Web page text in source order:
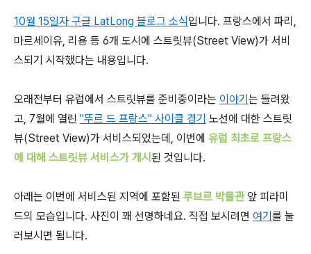
10월 15일자 구글 LatLong 블로그 소식입니다. 프랑스에서 파리,
마르세이유, 리용 등 6개 도시에 스트릿뷰(Street View)가 서비
스되기 시작했다는 내용입니다.
오래전부터 유럽에서 스트릿뷰를 준비중이라는 이야기는 들려왔
고, 7월에 열린 "뚜르 드 프랑스" 사이클 경기 노선에 대한 스트릿
뷰(Street View)가 서비스되었는데, 이번에 유럽 최초로 프랑스
에 대해 스트릿뷰 서비스가 개시 된 것입니다.
아래는 이번에 서비스된 지역에 포함된 루브르 박물관앞 피라미
드의 모습입니다. 사진이 꽤 선명하네요. 직접 보시려면 여기를 눌
러보시면 됩니다.